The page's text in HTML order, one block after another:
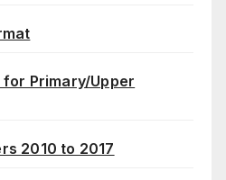
for Primary/Upper
2010 to 2017